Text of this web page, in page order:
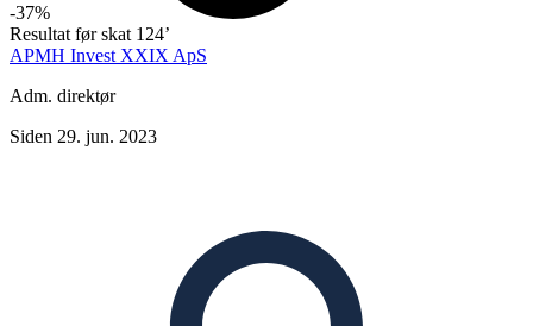
-37%
Resultat før skat 124’
APMH Invest XXIX ApS
Adm. direktør
Siden 29. jun. 2023